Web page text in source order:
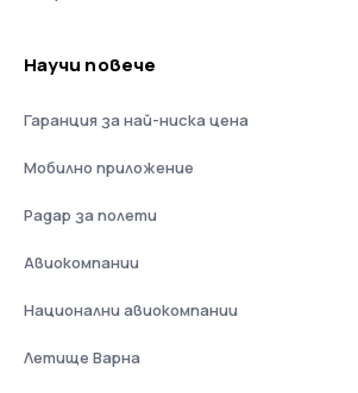
Научи повече
Гаранция за най-ниска цена
Мобилно приложение
Радар за полети
Авиокомпании
Национални авиокомпании
Летище Варна